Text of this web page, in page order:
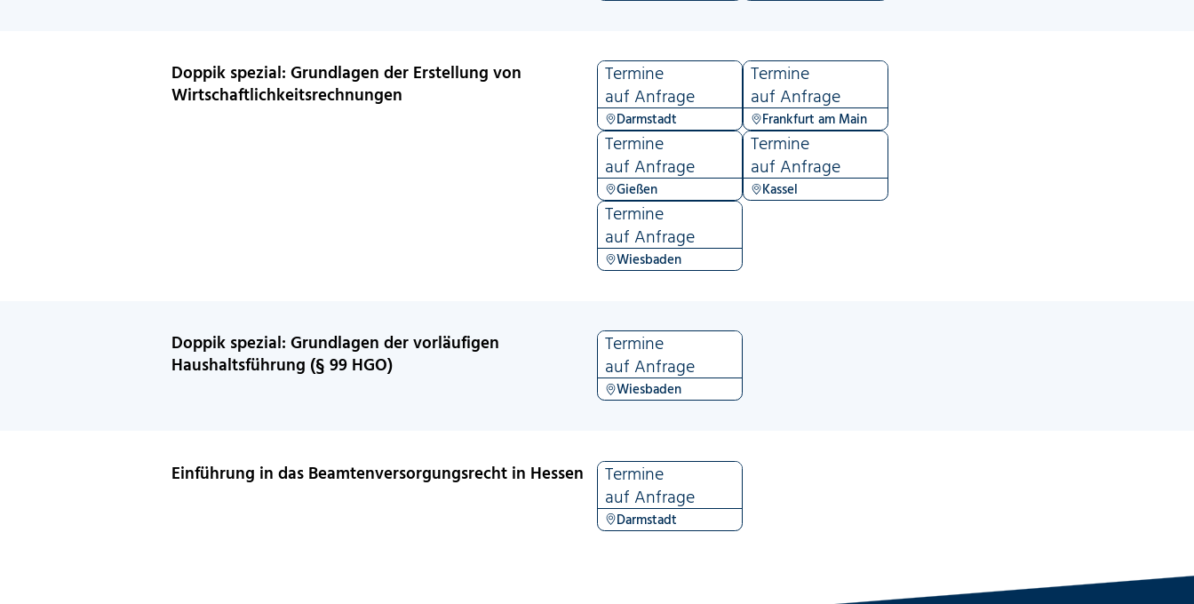
Doppik spezial: Grundlagen der Erstellung von
Wirtschaftlichkeitsrechnungen
Termine
auf Anfrage
Darmstadt
Termine
auf Anfrage
Frankfurt am Main
Termine
auf Anfrage
Gießen
Termine
auf Anfrage
Kassel
Termine
auf Anfrage
Wiesbaden
Doppik spezial: Grundlagen der vorläufigen
Haushaltsführung (§ 99 HGO)
Termine
auf Anfrage
Wiesbaden
Einführung in das Beamtenversorgungsrecht in Hessen
Termine
auf Anfrage
Darmstadt